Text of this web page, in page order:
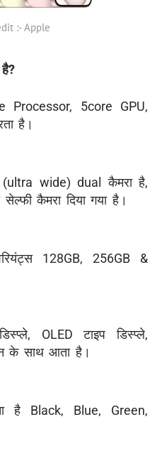
:- Apple
5core GPU,
है।
wide) dual कैमरा है,
कैमरा दिया गया है।
128GB, 256GB &
OLED टाइप डिस्प्ले,
के साथ आता है।
है Black, Blue, Green,